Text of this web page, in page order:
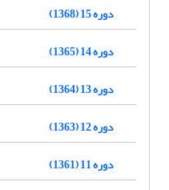
دوره 15 (1368)
دوره 14 (1365)
دوره 13 (1364)
دوره 12 (1363)
دوره 11 (1361)